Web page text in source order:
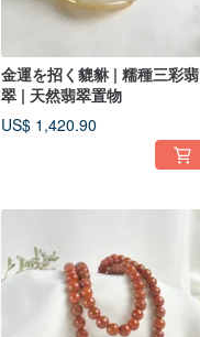
金運を招く貔貅 | 糯種三彩翡
翠 | 天然翡翠置物
US$ 1,420.90